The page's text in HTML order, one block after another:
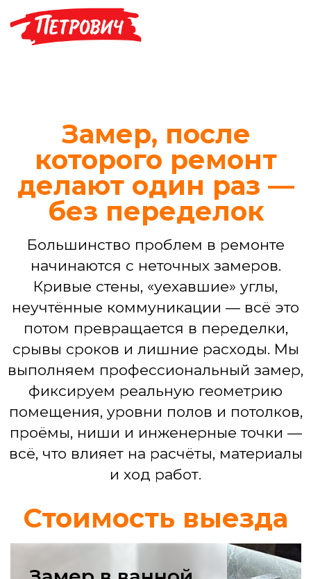
Ремонт ванной комнаты
Демонтаж, гидроизоляция, укладка
плитки, установка сантехники,
монтаж потолка, светильников.
Ремонт кухни
укладка пола, электрика для
смесителя.
Популярные услуги
независимо от его масштаба
ВАННОЙ
3D-визуализация интерьера
Подбор материалов,
сантехники, мебели
Смета по проекту